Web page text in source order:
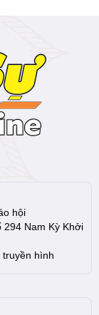
hội
294 Nam Kỳ Khởi
hình